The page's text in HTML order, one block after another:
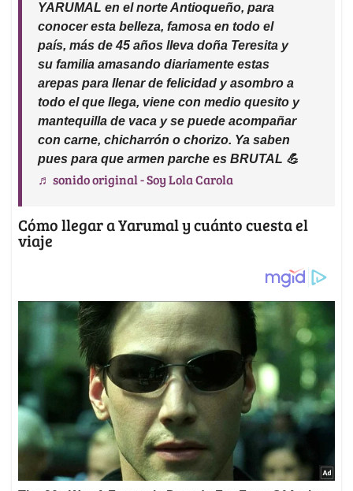
YARUMAL en el norte Antioqueño, para
conocer esta belleza, famosa en todo el
país, más de 45 años lleva doña Teresita y
su familia amasando diariamente estas
arepas para llenar de felicidad y asombro a
todo el que llega, viene con medio quesito y
mantequilla de vaca y se puede acompañar
con carne, chicharrón o chorizo. Ya saben
pues para que armen parche es BRUTAL 💪
♬ sonido original - Soy Lola Carola
Cómo llegar a Yarumal y cuánto cuesta el
viaje